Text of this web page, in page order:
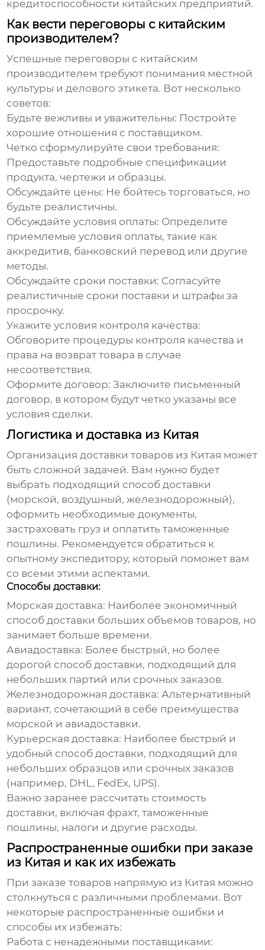
кредитоспособности китайских предприятий.
Как вести переговоры с китайским
производителем?
Успешные переговоры с китайским
производителем требуют понимания местной
культуры и делового этикета. Вот несколько
советов:
Будьте вежливы и уважительны: Постройте
хорошие отношения с поставщиком.
Четко сформулируйте свои требования:
Предоставьте подробные спецификации
продукта, чертежи и образцы.
Обсуждайте цены: Не бойтесь торговаться, но
будьте реалистичны.
Обсуждайте условия оплаты: Определите
приемлемые условия оплаты, такие как
аккредитив, банковский перевод или другие
методы.
Обсуждайте сроки поставки: Согласуйте
реалистичные сроки поставки и штрафы за
просрочку.
Укажите условия контроля качества:
Обговорите процедуры контроля качества и
права на возврат товара в случае
несоответствия.
Оформите договор: Заключите письменный
договор, в котором будут четко указаны все
условия сделки.
Логистика и доставка из Китая
Организация доставки товаров из Китая может
быть сложной задачей. Вам нужно будет
выбрать подходящий способ доставки
(морской, воздушный, железнодорожный),
оформить необходимые документы,
застраховать груз и оплатить таможенные
пошлины. Рекомендуется обратиться к
опытному экспедитору, который поможет вам
со всеми этими аспектами.
Способы доставки:
Морская доставка: Наиболее экономичный
способ доставки больших объемов товаров, но
занимает больше времени.
Авиадоставка: Более быстрый, но более
дорогой способ доставки, подходящий для
небольших партий или срочных заказов.
Железнодорожная доставка: Альтернативный
вариант, сочетающий в себе преимущества
морской и авиадоставки.
Курьерская доставка: Наиболее быстрый и
удобный способ доставки, подходящий для
небольших образцов или срочных заказов
(например, DHL, FedEx, UPS).
Важно заранее рассчитать стоимость
доставки, включая фрахт, таможенные
пошлины, налоги и другие расходы.
Распространенные ошибки при заказе
из Китая и как их избежать
При заказе товаров напрямую из Китая можно
столкнуться с различными проблемами. Вот
некоторые распространенные ошибки и
способы их избежать:
Работа с ненадежными поставщиками: